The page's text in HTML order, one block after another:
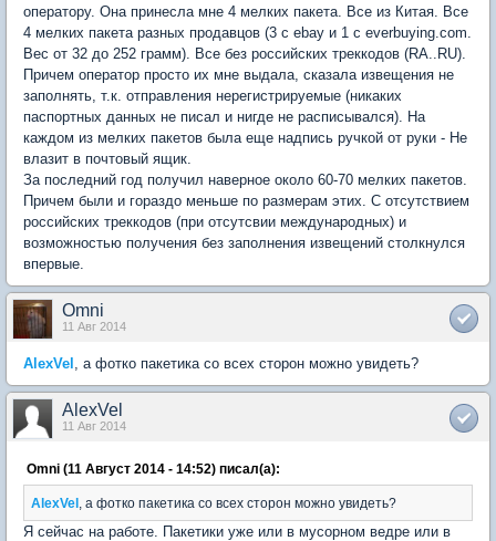
оператору. Она принесла мне 4 мелких пакета. Все из Китая. Все
4 мелких пакета разных продавцов (3 с ebay и 1 c everbuying.com.
Вес от 32 до 252 грамм). Все без российских треккодов (RA..RU).
Причем оператор просто их мне выдала, сказала извещения не
заполнять, т.к. отправления нерегистрируемые (никаких
паспортных данных не писал и нигде не расписывался). На
каждом из мелких пакетов была еще надпись ручкой от руки - Не
влазит в почтовый ящик.
За последний год получил наверное около 60-70 мелких пакетов.
Причем были и гораздо меньше по размерам этих. С отсутствием
российских треккодов (при отсутсвии международных) и
возможностью получения без заполнения извещений столкнулся
впервые.
Omni
11 Авг 2014
AlexVel , а фотко пакетика со всех сторон можно увидеть?
AlexVel
11 Авг 2014
Omni (11 Август 2014 - 14:52) писал(а):
AlexVel , а фотко пакетика со всех сторон можно увидеть?
Я сейчас на работе. Пакетики уже или в мусорном ведре или в